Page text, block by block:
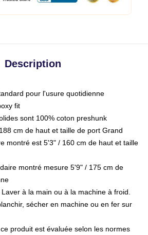
Description
pour l'usure quotidienne
fit
sont 100% coton preshunk
cm de haut et taille de port Grand
montré est 5'3" / 160 cm de haut et taille
montré mesure 5'9" / 175 cm de
à la main ou à la machine à froid.
sécher en machine ou en fer sur
produit est évaluée selon les normes